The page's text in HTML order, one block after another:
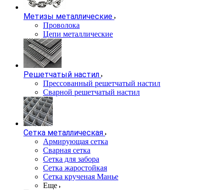
Метизы металлические
Проволока
Цепи металлические
Решетчатый настил
Прессованный решетчатый настил
Сварной решетчатый настил
Сетка металлическая
Армирующая сетка
Сварная сетка
Сетка для забора
Сетка жаростойкая
Сетка крученая Манье
Еще